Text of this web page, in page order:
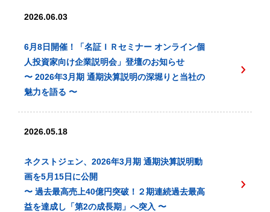
2026.06.03
6月8日開催！「名証ＩＲセミナー オンライン個
人投資家向け企業説明会」登壇のお知らせ
〜 2026年3月期 通期決算説明の深堀りと当社の
魅力を語る 〜
2026.05.18
ネクストジェン、2026年3月期 通期決算説明動
画を5月15日に公開
〜 過去最高売上40億円突破！２期連続過去最高
益を達成し「第2の成長期」へ突入 〜